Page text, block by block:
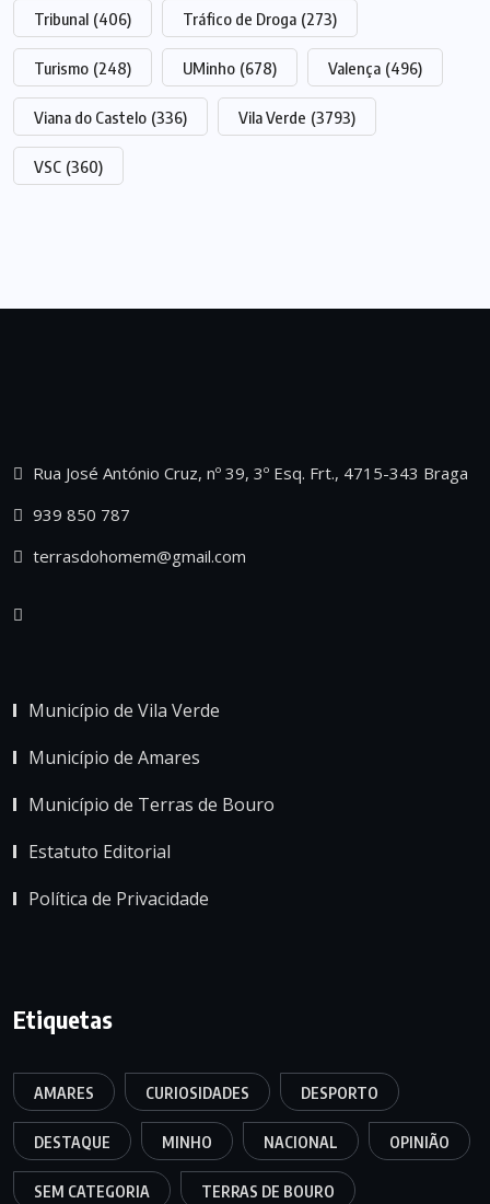
Tribunal (406) Tráfico de Droga (273)
Turismo (248) UMinho (678) Valença (496)
Viana do Castelo (336) Vila Verde (3793)
VSC (360)
Rua José António Cruz, nº 39, 3º Esq. Frt., 4715-343 Braga
939 850 787
terrasdohomem@gmail.com
Município de Vila Verde
Município de Amares
Município de Terras de Bouro
Estatuto Editorial
Política de Privacidade
Etiquetas
AMARES CURIOSIDADES DESPORTO
DESTAQUE MINHO NACIONAL OPINIÃO
SEM CATEGORIA TERRAS DE BOURO